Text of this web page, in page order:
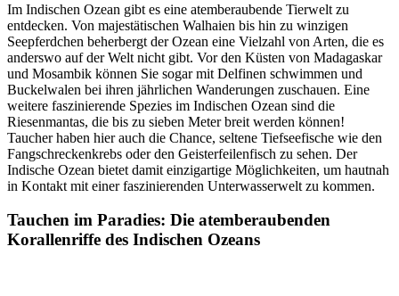
Im Indischen Ozean gibt es eine atemberaubende Tierwelt zu
entdecken. Von majestätischen Walhaien bis hin zu winzigen
Seepferdchen beherbergt der Ozean eine Vielzahl von Arten, die es
anderswo auf der Welt nicht gibt. Vor den Küsten von Madagaskar
und Mosambik können Sie sogar mit Delfinen schwimmen und
Buckelwalen bei ihren jährlichen Wanderungen zuschauen. Eine
weitere faszinierende Spezies im Indischen Ozean sind die
Riesenmantas, die bis zu sieben Meter breit werden können!
Taucher haben hier auch die Chance, seltene Tiefseefische wie den
Fangschreckenkrebs oder den Geisterfeilenfisch zu sehen. Der
Indische Ozean bietet damit einzigartige Möglichkeiten, um hautnah
in Kontakt mit einer faszinierenden Unterwasserwelt zu kommen.
Tauchen im Paradies: Die atemberaubenden
Korallenriffe des Indischen Ozeans